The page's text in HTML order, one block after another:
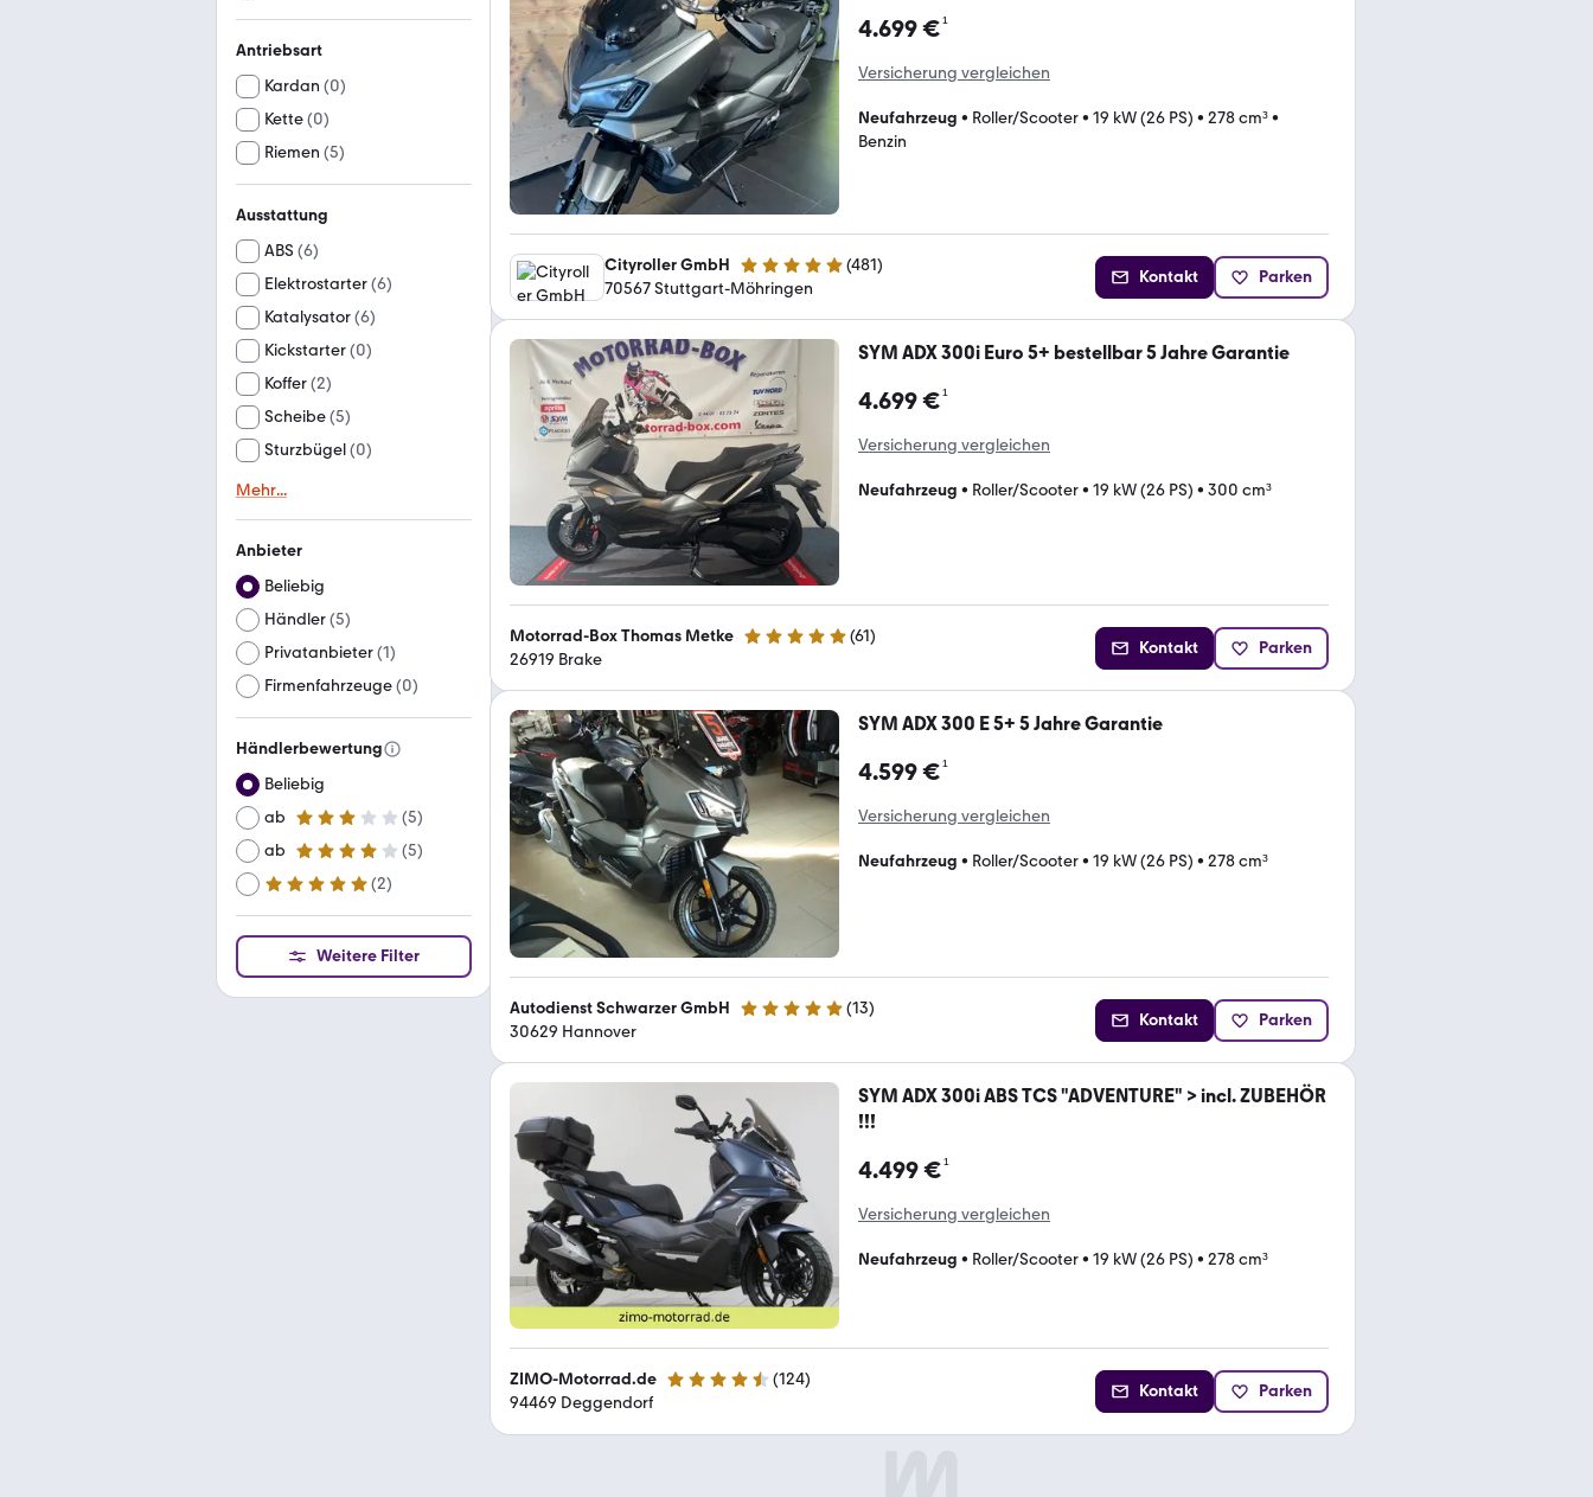
Antriebsart
Kardan (0)
Kette(0)
Riemen (5)
Ausstattung
ABS (6)
Elektrostarter(6)
Katalysator(6)
Kickstarter(0)
Koffer(2)
Scheibe(5)
Sturzbügel(0)
Mehr...
Anbieter
Beliebig
Händler(5)
Privatanbieter(1)
Firmenfahrzeuge(0)
Händlerbewertung
Beliebig
ab
3 Sterne (5)
ab
4 Sterne (5)
ab
5 Sterne (2)
Weitere Filter
4.699 €¹
Versicherung vergleichen
Neufahrzeug • Roller/Scooter• 19 kW (26 PS) • 278 cm³•
Benzin
Cityroller GmbH 4.8 Sterne (481)
70567 Stuttgart-Möhringen
Kontakt Parken
SYM ADX 300i Euro 5+ bestellbar 5 Jahre Garantie
4.699 €¹
Versicherung vergleichen
Neufahrzeug • Roller/Scooter• 19 kW (26 PS) • 300 cm³
Motorrad-Box Thomas Metke 5 Sterne (61)
26919 Brake
Kontakt Parken
SYM ADX 300 E 5+ 5 Jahre Garantie
4.599 €¹
Versicherung vergleichen
Neufahrzeug • Roller/Scooter• 19 kW (26 PS) • 278 cm³
Autodienst Schwarzer GmbH 5 Sterne (13)
30629 Hannover
Kontakt Parken
SYM ADX 300i ABS TCS "ADVENTURE" > incl. ZUBEHÖR
!!!
4.499 €¹
Versicherung vergleichen
Neufahrzeug • Roller/Scooter• 19 kW (26 PS) • 278 cm³
ZIMO-Motorrad.de 4.6 Sterne (124)
94469 Deggendorf
Kontakt Parken